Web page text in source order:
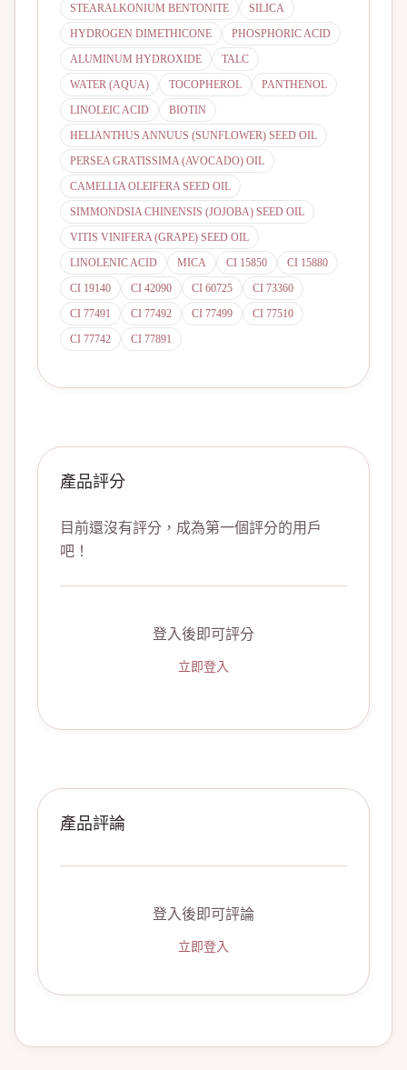
STEARALKONIUM BENTONITE
SILICA
HYDROGEN DIMETHICONE
PHOSPHORIC ACID
ALUMINUM HYDROXIDE
TALC
WATER (AQUA)
TOCOPHEROL
PANTHENOL
LINOLEIC ACID
BIOTIN
HELIANTHUS ANNUUS (SUNFLOWER) SEED OIL
PERSEA GRATISSIMA (AVOCADO) OIL
CAMELLIA OLEIFERA SEED OIL
SIMMONDSIA CHINENSIS (JOJOBA) SEED OIL
VITIS VINIFERA (GRAPE) SEED OIL
LINOLENIC ACID
MICA CI 15850
CI 15880
CI 19140
CI 42090 CI 60725
CI 73360
CI 77491
CI 77492 CI 77499
CI 77510
CI 77742
CI 77891
產品評分
目前還沒有評分，成為第一個評分的用戶
吧！
登入後即可評分
立即登入
產品評論
登入後即可評論
立即登入